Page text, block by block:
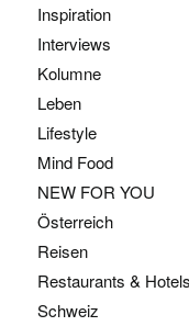
Inspiration
Interviews
Kolumne
Leben
Lifestyle
Mind Food
NEW FOR YOU
Österreich
Reisen
Restaurants & Hotels
Schweiz